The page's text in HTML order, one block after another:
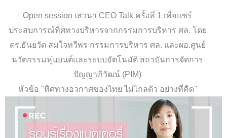
Open session เสวนา CEO Talk ครั้งที่ 1 เพื่อแชร์
ประสบการณ์ทิศทางบริหารจากกรรมการบริหาร ศล. โดย
ดร.ธันยวัต สมใจทวีพร กรรมการบริหาร ศล. และผอ.ศูนย์
นวัตกรรมหุ่นยนต์และระบบอัตโนมัติ สถาบันการจัดการ
ปัญญาภิวัฒน์ (PIM)
หัวข้อ "ทิศทางอวกาศของไทย ไม่ไกลตัว อย่างที่คิด"